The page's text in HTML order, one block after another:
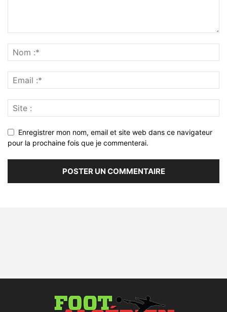
Enregistrer mon nom, email et site web dans ce navigateur
pour la prochaine fois que je commenterai.